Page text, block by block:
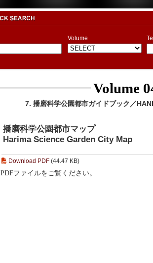
Volume
Volume
7. 播磨科学公園都市ガイドブック／
播磨科学公園都市マップ
Harima Science Garden City Map
Download PDF (44.47 KB)
PDFファイルをご覧ください。